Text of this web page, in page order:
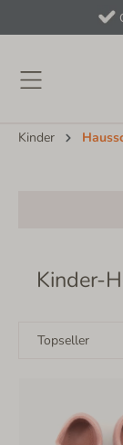
Kinder
Kinder-